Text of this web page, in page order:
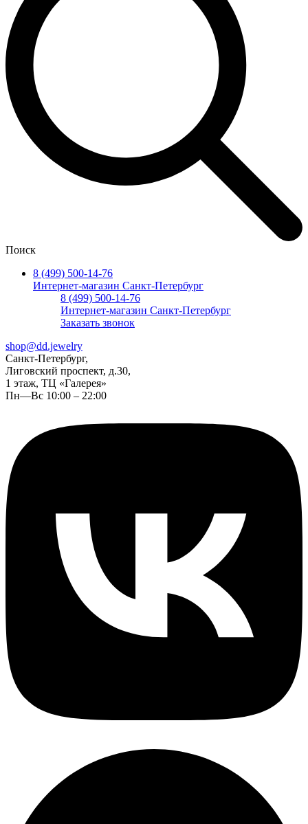
Поиск
8 (499) 500-14-76
Интернет-магазин Санкт-Петербург
8 (499) 500-14-76
Интернет-магазин Санкт-Петербург
Заказать звонок
shop@dd.jewelry
Санкт-Петербург,
Лиговский проспект, д.30,
1 этаж, ТЦ «Галерея»
Пн—Вс 10:00 – 22:00